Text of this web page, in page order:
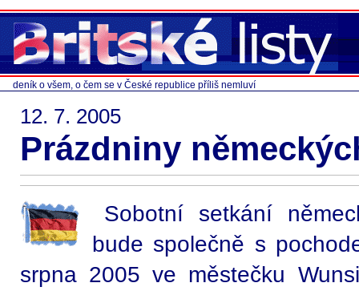
deník o všem, o čem se v České republice příliš nemluví
12. 7. 2005
Prázdniny
Sobotní setkání
bude společně s
srpna 2005 ve městečku